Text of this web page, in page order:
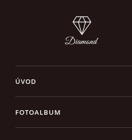
ÚVOD
FOTOALBUM